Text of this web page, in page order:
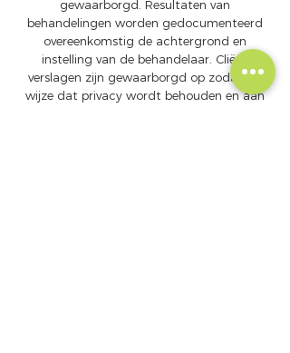
gewaarborgd. Resultaten van
behandelingen worden gedocumenteerd
overeenkomstig de achtergrond en
instelling van de behandelaar. Cliënt
verslagen zijn gewaarborgd op zodanige
wijze dat privacy wordt behouden en aan